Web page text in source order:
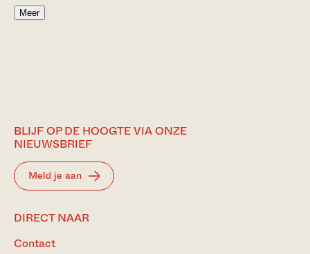
Meer
BLIJF OP DE HOOGTE VIA ONZE
NIEUWSBRIEF
Meld je aan
DIRECT NAAR
Contact